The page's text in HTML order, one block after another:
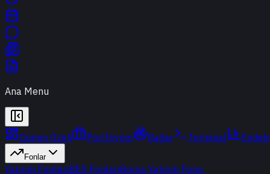
Ana Menu
Günün Özeti Portföyüm Radar Terminal
Fonlar
Yatırım FonlarıBES FonlarıBorsa Yatırım Fonu